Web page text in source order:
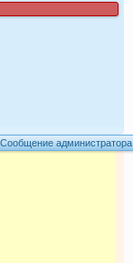
Сообщение администратора